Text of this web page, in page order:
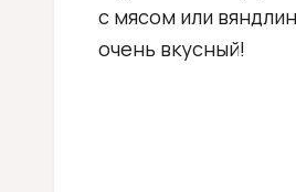
с мясом или
очень вкусный!